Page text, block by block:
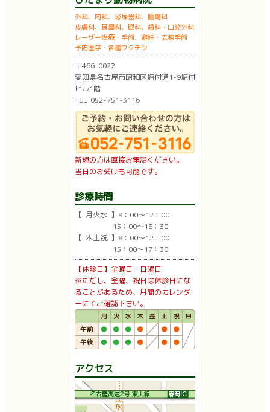
外科、内科、泌尿器科、腫瘍科
皮膚科、耳鼻科、眼科、歯科・口腔外科
レーザー治療・手術、避妊・去勢手術
予防医学・各種ワクチン
〒466-0022
愛知県名古屋市昭和区塩付通1-9塩付
ビル1階
TEL:052-751-3116
新規の方は直接お電話ください。
当日のお受けも可能です。
診療時間
【 月火水 】9：00〜12：00
15：00〜18：30
【 木土祝 】8：00〜12：00
15：00〜17：30
【休診日】金曜日・日曜日
※ただし、金曜、祝日は休診日にな
ることがあるため、月間のカレンダ
ーにてご確認下さい。
アクセス